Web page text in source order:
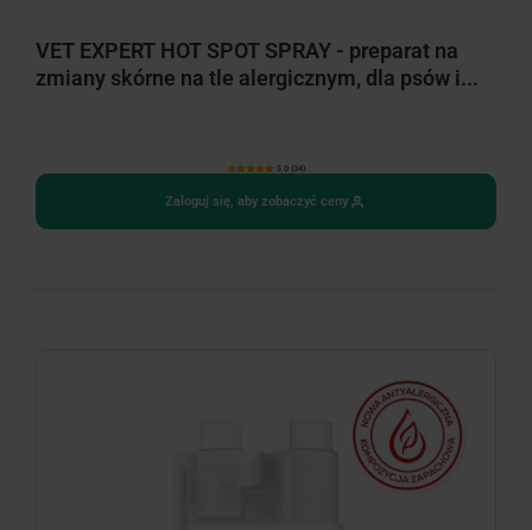
VET EXPERT HOT SPOT SPRAY - preparat na
zmiany skórne na tle alergicznym, dla psów i...
5.0 (34)
Zaloguj się, aby zobaczyć ceny